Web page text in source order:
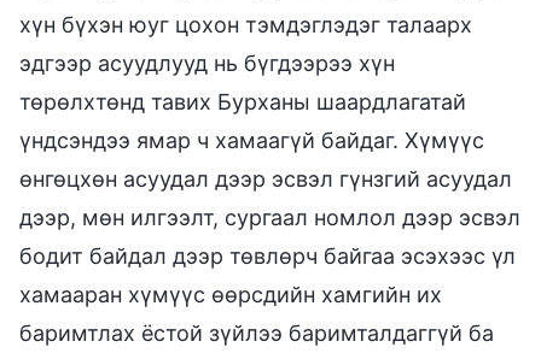
хүн бүхэн юуг цохон тэмдэглэдэг талаарх
эдгээр асуудлууд нь бүгдээрээ хүн
төрөлхтөнд тавих Бурханы шаардлагатай
үндсэндээ ямар ч хамаагүй байдаг. Хүмүүс
өнгөцхөн асуудал дээр эсвэл гүнзгий асуудал
дээр, мөн илгээлт, сургаал номлол дээр эсвэл
бодит байдал дээр төвлөрч байгаа эсэхээс үл
хамааран хүмүүс өөрсдийн хамгийн их
баримтлах ёстой зүйлээ баримталдаггүй ба